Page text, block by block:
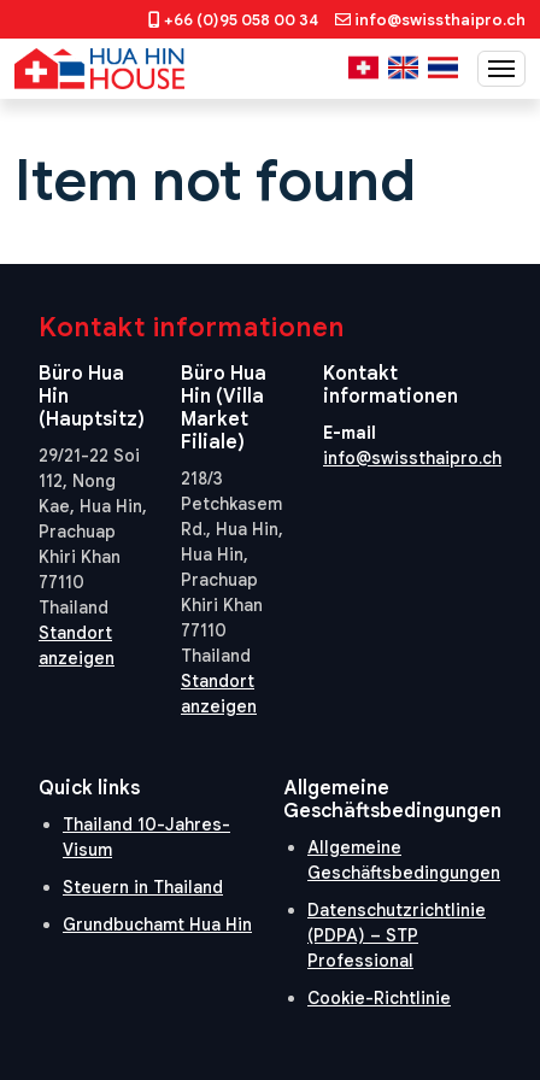
+66 (0)95 058 00 34 info@swissthaipro.ch
Item not found
Kontakt informationen
Büro Hua
Hin
(Hauptsitz)
29/21-22 Soi
112, Nong
Kae, Hua Hin,
Prachuap
Khiri Khan
77110
Thailand
Standort
anzeigen
Büro Hua
Hin (Villa
Market
Filiale)
218/3
Petchkasem
Rd., Hua Hin,
Hua Hin,
Prachuap
Khiri Khan
77110
Thailand
Standort
anzeigen
Kontakt
informationen
E-mail
info@swissthaipro.ch
Quick links
Thailand 10-Jahres-
Visum
Steuern in Thailand
Grundbuchamt Hua Hin
Allgemeine
Geschäftsbedingungen
Allgemeine
Geschäftsbedingungen
Datenschutzrichtlinie
(PDPA) – STP
Professional
Cookie-Richtlinie